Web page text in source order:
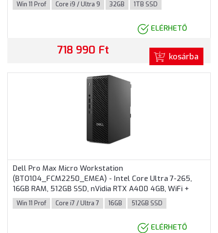
Win 11 Prof Core i9 / Ultra 9 32GB 1TB SSD
ELÉRHETŐ
718 990 Ft kosárba
Dell Pro Max Micro Workstation
(BTO104_FCM2250_EMEA) - Intel Core Ultra 7-265,
16GB RAM, 512GB SSD, nVidia RTX A400 4GB, WiFi +
Bluetooth, Windows 11 Professional - Micro Házas
számítógép, 3 év helyszíni garancia
Win 11 Prof Core i7 / Ultra 7 16GB 512GB SSD
ELÉRHETŐ